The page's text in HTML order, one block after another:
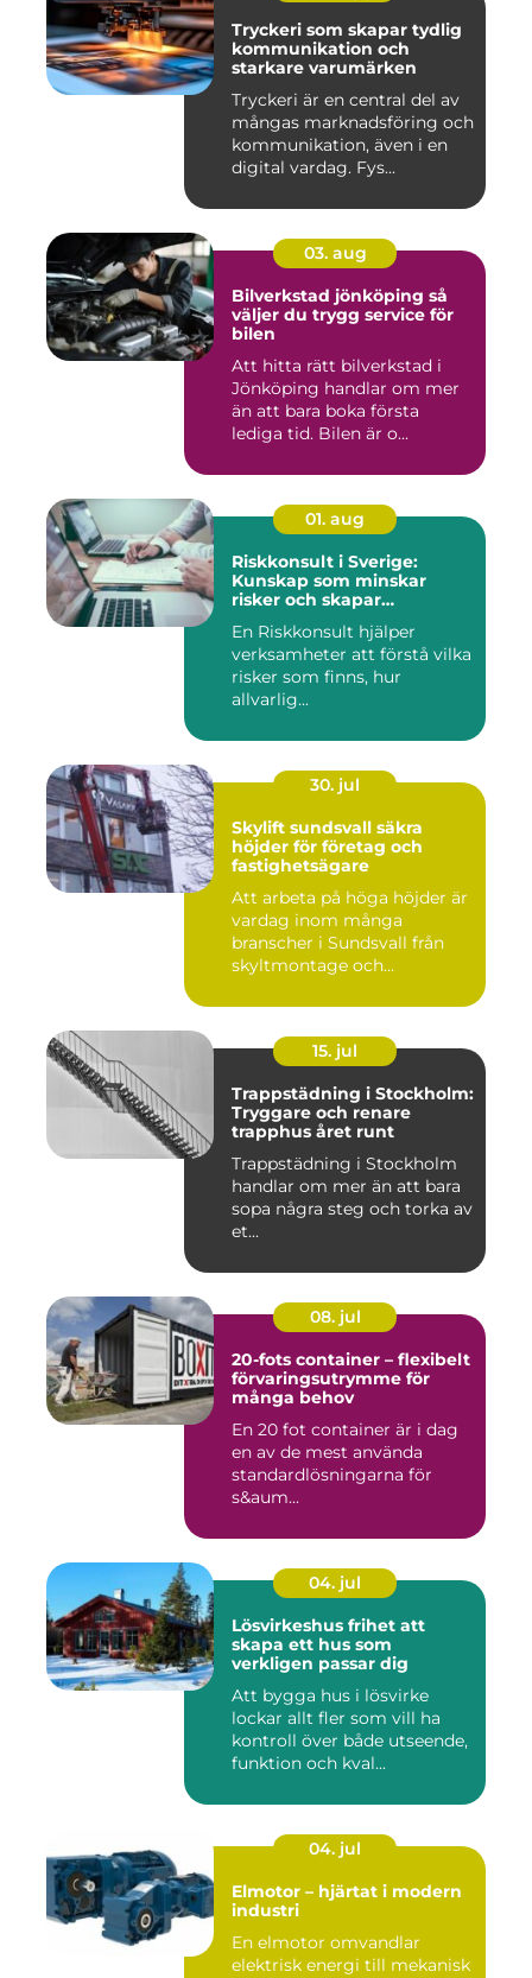
Tryckeri som skapar tydlig
kommunikation och
starkare varumärken
Tryckeri är en central del av
mångas marknadsföring och
kommunikation, även i en
digital vardag. Fys...
03. aug
Bilverkstad jönköping så
väljer du trygg service för
bilen
Att hitta rätt bilverkstad i
Jönköping handlar om mer
än att bara boka första
lediga tid. Bilen är o...
01. aug
Riskkonsult i Sverige:
Kunskap som minskar
risker och skapar
En Riskkonsult hjälper
verksamheter att förstå vilka
risker som finns, hur
allvarlig...
30. jul
Skylift sundsvall säkra
höjder för företag och
fastighetsägare
Att arbeta på höga höjder är
vardag inom många
branscher i Sundsvall från
skyltmontage och
15. jul
Trappstädning i Stockholm:
Tryggare och renare
trapphus året runt
Trappstädning i Stockholm
handlar om mer än att bara
sopa några steg och torka av
et...
08. jul
20-fots container – flexibelt
förvaringsutrymme för
många behov
En 20 fot container är i dag
en av de mest använda
standardlösningarna för
s&aum...
04. jul
Lösvirkeshus frihet att
skapa ett hus som
verkligen passar dig
Att bygga hus i lösvirke
lockar allt fler som vill ha
kontroll över både utseende,
funktion och kval...
04. jul
Elmotor – hjärtat i modern
industri
En elmotor omvandlar
elektrisk energi till mekanisk